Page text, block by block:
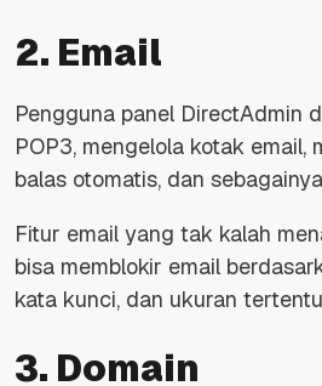
2. Email
Pengguna panel DirectAdmin
POP3, mengelola kotak email,
balas otomatis, dan
Fitur email yang tak kalah
bisa memblokir email
kata kunci, dan ukuran
3. Domain